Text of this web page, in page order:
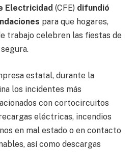
Electricidad (CFE) difundió
para que hogares,
trabajo celebren las fiestas de
estatal, durante la
los incidentes más
con cortocircuitos
eléctricas, incendios
en mal estado o en contacto
así como descargas